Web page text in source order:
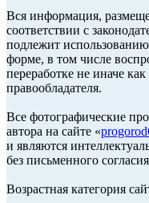
Вся информация,
соответствии с
подлежит
форме, в том числе
переработке не иначе
правообладателя.
Все фотографические
автора на сайте «
и являются
без письменного
Возрастная категория